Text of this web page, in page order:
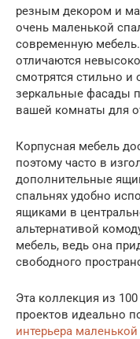
резным декором и
очень маленькой
современную
отличаются
смотрятся стильно и
зеркальные фасады
вашей комнаты для
Корпусная мебель
поэтому часто в
дополнительные
спальнях удобно
ящиками в
альтернативой
мебель, ведь она
свободного
Эта коллекция из
проектов идеально
интерьера